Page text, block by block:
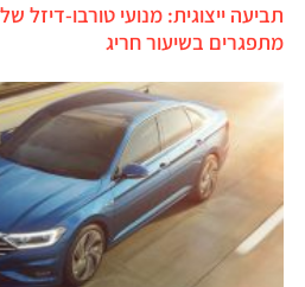
ייצוגית: מנועי טורבו-דיזל של
בשיעור חריג